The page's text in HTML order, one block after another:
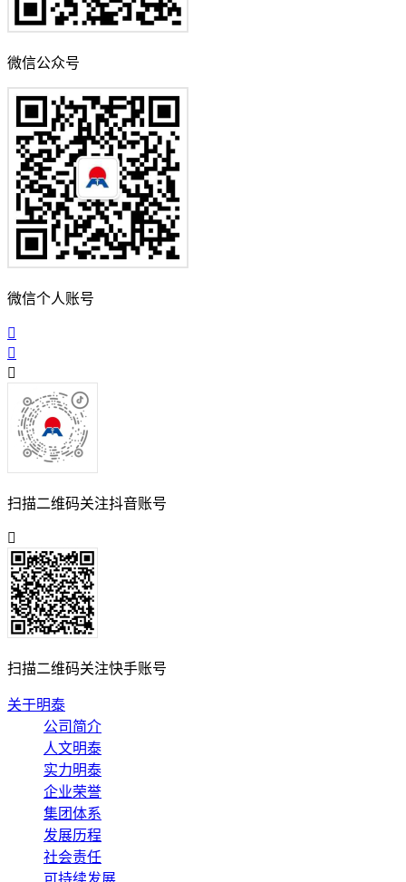
微信公众号
微信个人账号
扫描二维码关注抖音账号
扫描二维码关注快手账号
关于明泰
公司简介
人文明泰
实力明泰
企业荣誉
集团体系
发展历程
社会责任